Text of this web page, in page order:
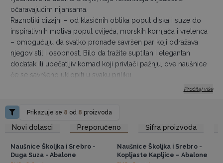
očaravajućim nijansama.
Raznoliki dizajni – od klasičnih oblika poput diska i suze do
inspirativnih motiva poput cvijeća, morskih kornjača i vretenca
– omogućuju da svatko pronađe savršen par koji odražava
njegov stil i osobnost. Bilo da tražite suptilan i elegantan
dodatak ili upečatljiv komad koji privlači pažnju, ove naušnice
će se savršeno uklopiti u svaku priliku.
Naušnice su lagane (težina oko 3-6 g), što ih čini udobnima za
dekorativnim karticama s barkodom, idealan kao poseban
poklon ili dodatak osobnoj kolekciji ljubitelja prirodnog i ručno
izrađenog nakita.
kolekciji!
Pročitaj više
Prikazuje se 8 od 8 proizvoda
Novi dolasci Preporučeno Šifra proizvoda
Pristup veleprodajnim
cijenama
Naušnice Školjka i Srebro -
Duga Suza - Abalone
Pristup veleprodajnim
cijenama
Naušnice Školjka i Srebro -
Kopljaste Kapljice – Abalone